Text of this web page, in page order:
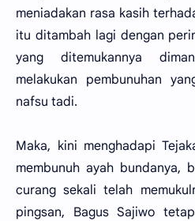
meniadakan rasa kasih
itu ditambah lagi dengan
yang ditemukannya
melakukan pembunuhan
nafsu tadi.
Maka, kini menghadapi
membunuh ayah bundanya,
curang sekali telah
pingsan, Bagus Sajiwo